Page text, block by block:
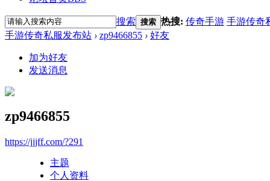
搜索 搜索 热搜: 传奇手游 手游传奇
手游传奇私服发布站 › zp9466855 › 好友
加为好友
发送消息
zp9466855
https://jjjff.com/?291
主题
个人资料